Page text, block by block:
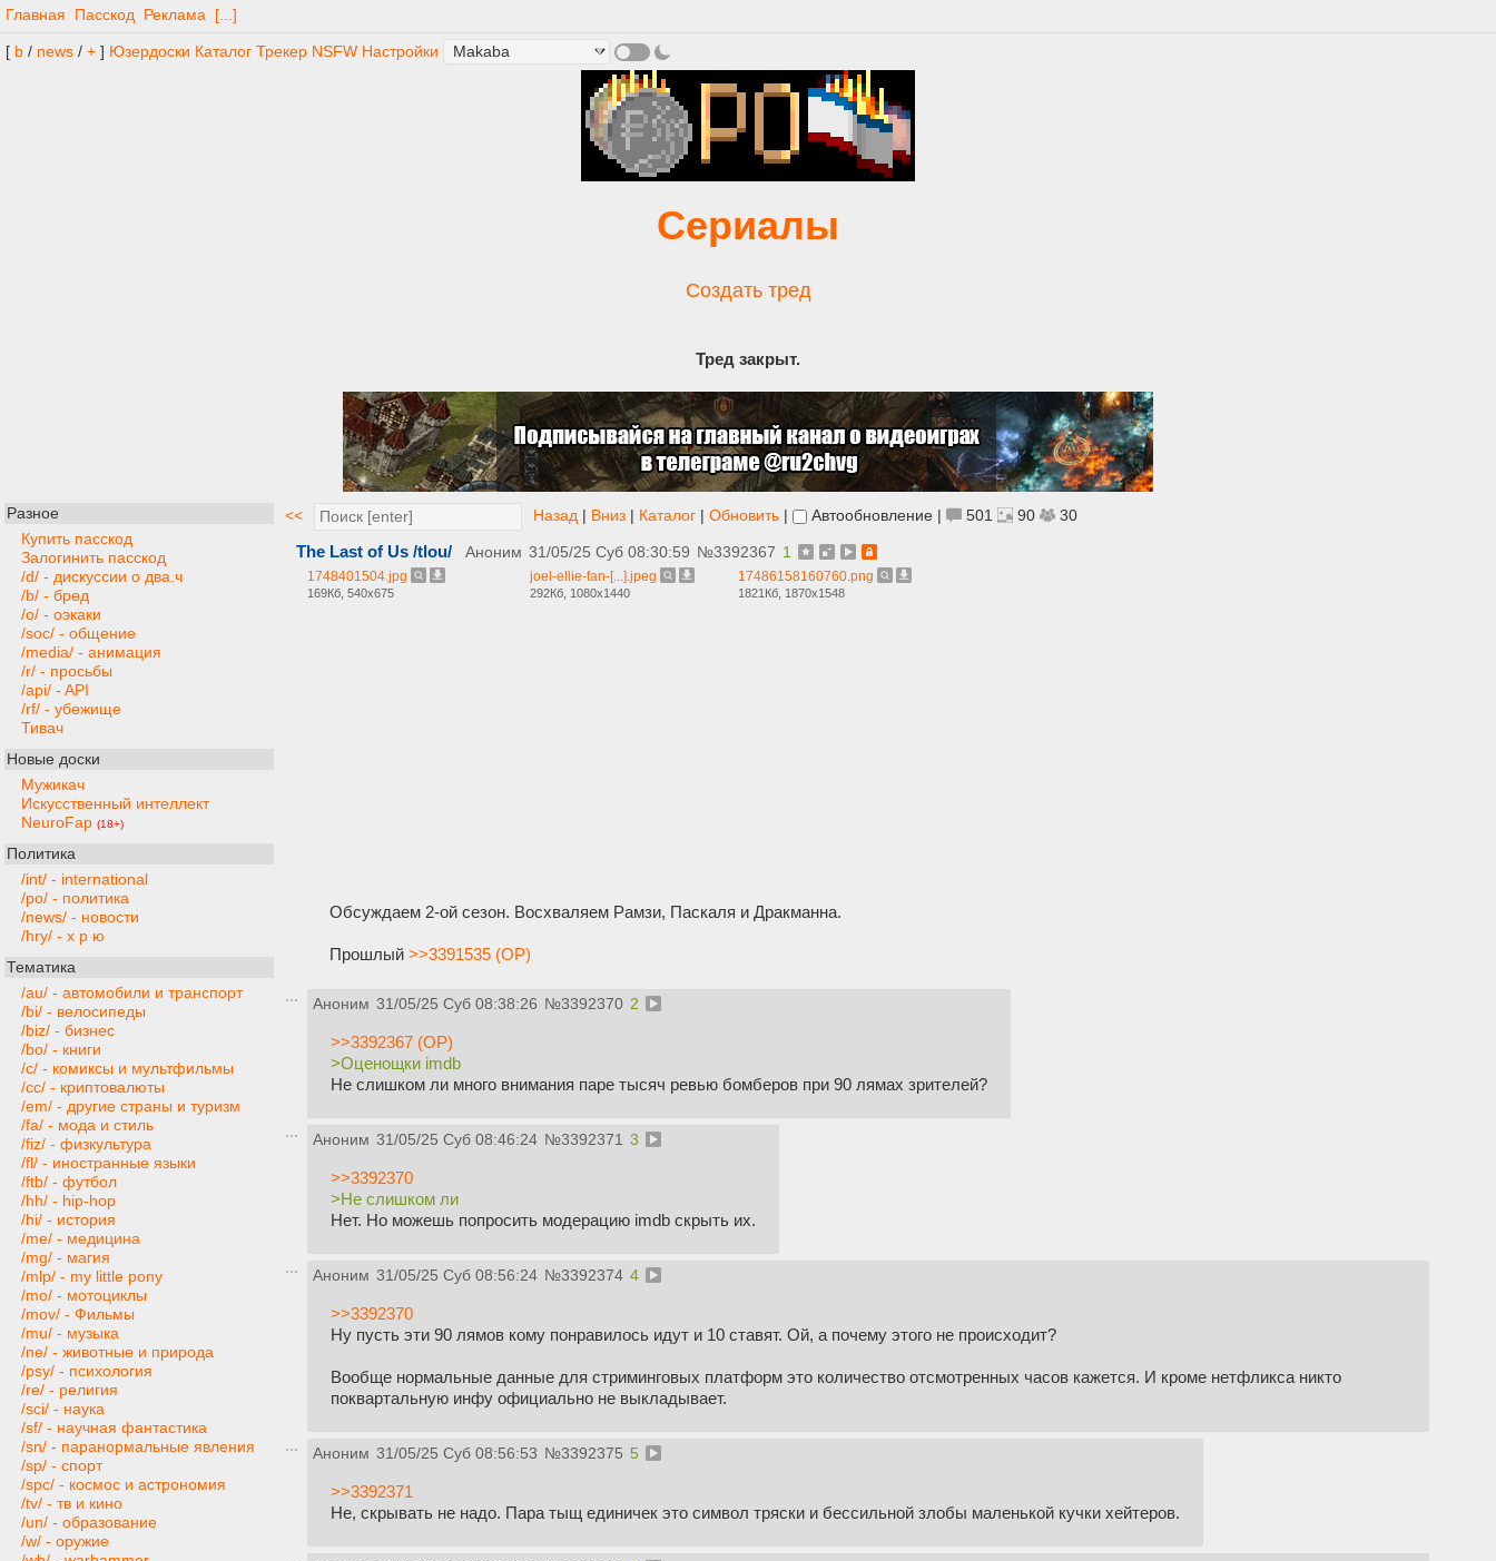
Главная Пасскод Реклама [...]
[ b / news / + ] Юзердоски Каталог Трекер NSFW Настройки
Сериалы
Создать тред
Тред закрыт.
Разное
Купить пасскод
Залогинить пасскод
/d/ - дискуссии о два.ч
/b/ - бред
/o/ - оэкаки
/soc/ - общение
/media/ - анимация
/r/ - просьбы
/api/ - API
/rf/ - убежище
Тивач
Новые доски
Мужикач
Искусственный интеллект
NeuroFap (18+)
Политика
/int/ - international
/po/ - политика
/news/ - новости
/hry/ - х р ю
Тематика
/au/ - автомобили и транспорт
/bi/ - велосипеды
/biz/ - бизнес
/bo/ - книги
/c/ - комиксы и мультфильмы
/cc/ - криптовалюты
/em/ - другие страны и туризм
/fa/ - мода и стиль
/fiz/ - физкультура
/fl/ - иностранные языки
/ftb/ - футбол
/hh/ - hip-hop
/hi/ - история
/me/ - медицина
/mg/ - магия
/mlp/ - my little pony
/mo/ - мотоциклы
/mov/ - Фильмы
/mu/ - музыка
/ne/ - животные и природа
/psy/ - психология
/re/ - религия
/sci/ - наука
/sf/ - научная фантастика
/sn/ - паранормальные явления
/sp/ - спорт
/spc/ - космос и астрономия
/tv/ - тв и кино
/un/ - образование
/w/ - оружие
<< Назад Вниз Каталог Обновить Автообновление 501 90 30
The Last of Us /tlou/ Аноним 31/05/25 Суб 08:30:59 №3392367 1
1748401504.jpg
169Кб, 540x675
joel-ellie-fan-[...].jpeg
292Кб, 1080x1440
17486158160760.png
1821Кб, 1870x1548
Обсуждаем 2-ой сезон. Восхваляем Рамзи, Паскаля и Дракманна.
Прошлый >>3391535 (OP)
Аноним 31/05/25 Суб 08:38:26 №3392370 2
>>3392367 (OP)
>Оценощки imdb
Не слишком ли много внимания паре тысяч ревью бомберов при 90 лямах зрителей?
Аноним 31/05/25 Суб 08:46:24 №3392371 3
>>3392370
>Не слишком ли
Нет. Но можешь попросить модерацию imdb скрыть их.
Аноним 31/05/25 Суб 08:56:24 №3392374 4
>>3392370
Ну пусть эти 90 лямов кому понравилось идут и 10 ставят. Ой, а почему этого не происходит?
Вообще нормальные данные для стриминговых платформ это количество отсмотренных часов кажется. И кроме нетфликса никто
поквартальную инфу официально не выкладывает.
Аноним 31/05/25 Суб 08:56:53 №3392375 5
>>3392371
Не, скрывать не надо. Пара тыщ единичек это символ тряски и бессильной злобы маленькой кучки хейтеров.